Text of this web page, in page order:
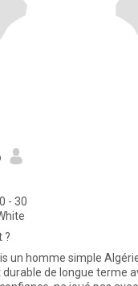
- 30
?
une
de longue terme avec une femme